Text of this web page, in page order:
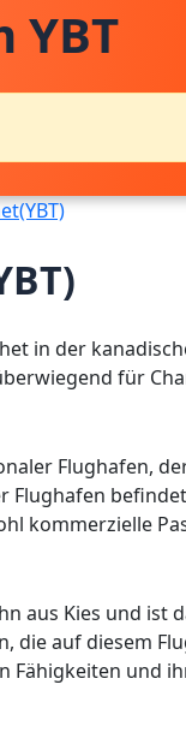
YBT
in der
für
Flughafen,
Flughafen
kommerzielle
aus Kies und ist
die auf diesem
Fähigkeiten und